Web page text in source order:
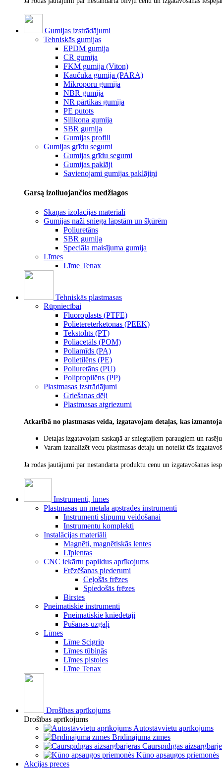
Gumijas izstrādājumi
Tehniskās gumijas
EPDM gumija
CR gumija
FKM gumija (Viton)
Kaučuka gumija (PARA)
Mikroporu gumija
NBR gumija
NR pārtikas gumija
PE putots
Silikona gumija
SBR gumija
Gumijas profili
Gumijas grīdu segumi
Gumijas grīdu segumi
Gumijas paklāji
Savienojami gumijas paklājiņi
Garsą izoliuojančios medžiagos
Skaņas izolācijas materiāli
Gumijas naži sniega lāpstām un šķūrēm
Poliuretāns
SBR gumija
Speciāla maisījuma gumija
Līmes
Līme Tenax
Tehniskās plastmasas
Rūpniecībai
Fluoroplasts (PTFE)
Polietereterketonas (PEEK)
Tekstolīts (PT)
Poliacetāls (POM)
Poliamīds (PA)
Polietilēns (PE)
Poliuretāns (PU)
Polipropilēns (PP)
Plastmasas izstrādājumi
Griešanas dēļi
Plastmasas atgriezumi
Atkarībā no plastmasas veida, izgatavojam detaļas, kas
Detaļas izgatavojam saskaņā ar sniegtajiem paraugiem un
Varam izanalizēt vecu plastmasas detaļu un noteikt tās
Ja rodas jautājumi par nestandarta produktu cenu un izgatavošanas
Instrumenti, līmes
Plastmasas un metāla apstrādes instrumenti
Instrumenti slīpumu veidošanai
Instrumentu komplekti
Instalācijas materiāli
Magnēti, magnētiskās lentes
Līplentas
CNC iekārtu papildus aprīkojums
Frēzēšanas piederumi
Ceļošās frēzes
Spiedošās frēzes
Birstes
Pneimatiskie instrumenti
Pneimatiskie kniedētāji
Pūšanas uzgaļi
Līmes
Līme Scigrip
Līmes tūbiņās
Līmes pistoles
Līme Tenax
Drošības aprīkojums
Drošības aprīkojums
Autostāvvietu aprīkojums
Brīdinājuma zīmes
Caurspīdīgas
Kūno apsaugos priemonės
Akcijas preces